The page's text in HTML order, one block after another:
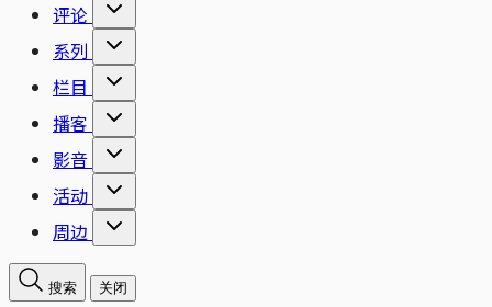
评论
系列
栏目
播客
影音
活动
周边
搜索 关闭